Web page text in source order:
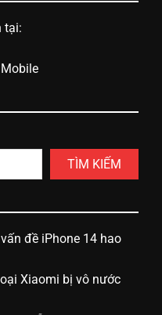
tại:
TÌM KIẾM
đề iPhone 14 hao
Xiaomi bị vô nước